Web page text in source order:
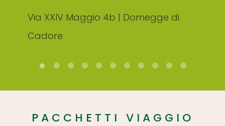
Via XXIV Maggio 4b | Domegge di
Cadore
PACCHETTI VIAGGIO